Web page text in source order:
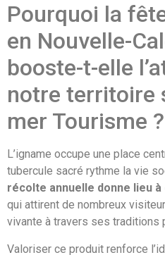
Pourquoi la
en Nouvelle-
booste-t-elle
notre territoire
mer Tourisme ?
L’igname occupe une place
tubercule sacré rythme la vie
récolte annuelle donne lieu
qui attirent de nombreux
vivante à travers ses traditions
Valoriser ce produit renforce